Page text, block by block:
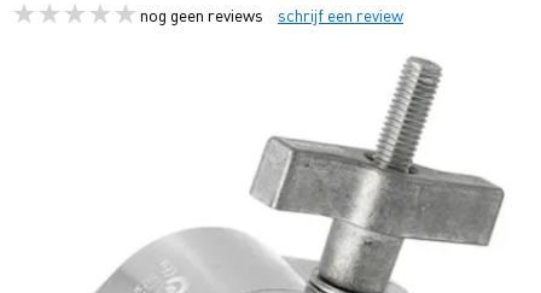
nog geen reviews schrijf een review